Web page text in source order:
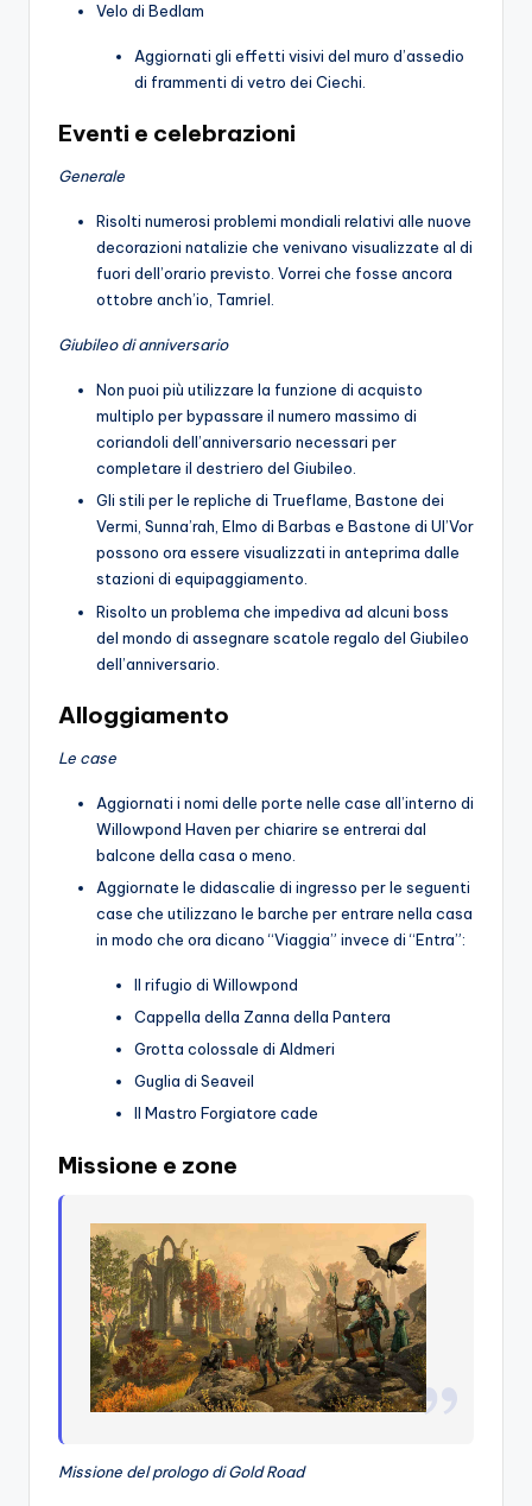
Velo di Bedlam
Aggiornati gli effetti visivi del muro d’assedio
di frammenti di vetro dei Ciechi.
Eventi e celebrazioni
Generale
Risolti numerosi problemi mondiali relativi alle nuove
decorazioni natalizie che venivano visualizzate al di
fuori dell’orario previsto. Vorrei che fosse ancora
ottobre anch’io, Tamriel.
Giubileo di anniversario
Non puoi più utilizzare la funzione di acquisto
multiplo per bypassare il numero massimo di
coriandoli dell’anniversario necessari per
completare il destriero del Giubileo.
Gli stili per le repliche di Trueflame, Bastone dei
Vermi, Sunna’rah, Elmo di Barbas e Bastone di Ul’Vor
possono ora essere visualizzati in anteprima dalle
stazioni di equipaggiamento.
Risolto un problema che impediva ad alcuni boss
del mondo di assegnare scatole regalo del Giubileo
dell’anniversario.
Alloggiamento
Le case
Aggiornati i nomi delle porte nelle case all’interno di
Willowpond Haven per chiarire se entrerai dal
balcone della casa o meno.
Aggiornate le didascalie di ingresso per le seguenti
case che utilizzano le barche per entrare nella casa
in modo che ora dicano “Viaggia” invece di “Entra”:
Il rifugio di Willowpond
Cappella della Zanna della Pantera
Grotta colossale di Aldmeri
Guglia di Seaveil
Il Mastro Forgiatore cade
Missione e zone
Missione del prologo di Gold Road